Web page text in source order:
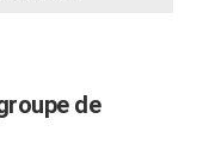
de